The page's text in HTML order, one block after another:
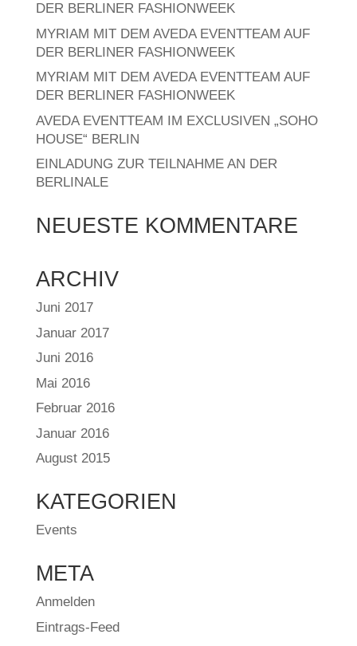
DER BERLINER FASHIONWEEK
MYRIAM MIT DEM AVEDA EVENTTEAM AUF
DER BERLINER FASHIONWEEK
MYRIAM MIT DEM AVEDA EVENTTEAM AUF
DER BERLINER FASHIONWEEK
AVEDA EVENTTEAM IM EXCLUSIVEN „SOHO
HOUSE“ BERLIN
EINLADUNG ZUR TEILNAHME AN DER
BERLINALE
NEUESTE KOMMENTARE
ARCHIV
Juni 2017
Januar 2017
Juni 2016
Mai 2016
Februar 2016
Januar 2016
August 2015
KATEGORIEN
Events
META
Anmelden
Eintrags-Feed